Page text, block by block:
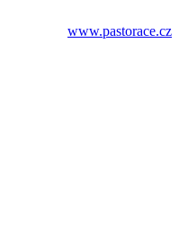
www.pastorace.cz